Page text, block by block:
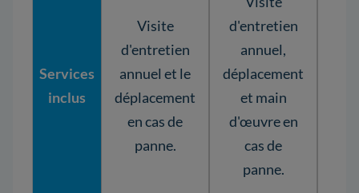
Services
inclus
Visite
d'entretien
annuel et le
déplacement
en cas de
panne.
d'entretien
annuel,
déplacement
et main
d'œuvre en
cas de
panne.